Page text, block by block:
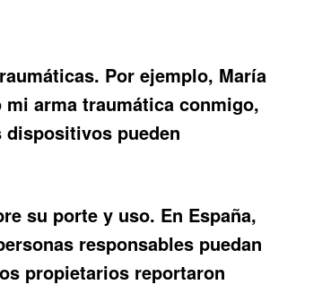
Por ejemplo, María
arma traumática conmigo,
dispositivos pueden
su porte y uso. En España,
responsables puedan
propietarios reportaron